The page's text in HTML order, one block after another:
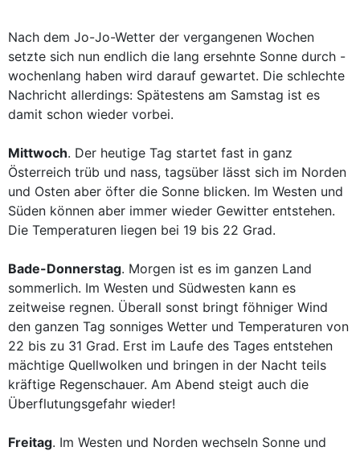
Nach dem Jo-Jo-Wetter der vergangenen Wochen
setzte sich nun endlich die lang ersehnte Sonne durch -
wochenlang haben wird darauf gewartet. Die schlechte
Nachricht allerdings: Spätestens am Samstag ist es
damit schon wieder vorbei.
Mittwoch. Der heutige Tag startet fast in ganz
Österreich trüb und nass, tagsüber lässt sich im Norden
und Osten aber öfter die Sonne blicken. Im Westen und
Süden können aber immer wieder Gewitter entstehen.
Die Temperaturen liegen bei 19 bis 22 Grad.
Bade-Donnerstag. Morgen ist es im ganzen Land
sommerlich. Im Westen und Südwesten kann es
zeitweise regnen. Überall sonst bringt föhniger Wind
den ganzen Tag sonniges Wetter und Temperaturen von
22 bis zu 31 Grad. Erst im Laufe des Tages entstehen
mächtige Quellwolken und bringen in der Nacht teils
kräftige Regenschauer. Am Abend steigt auch die
Überflutungsgefahr wieder!
Freitag. Im Westen und Norden wechseln Sonne und